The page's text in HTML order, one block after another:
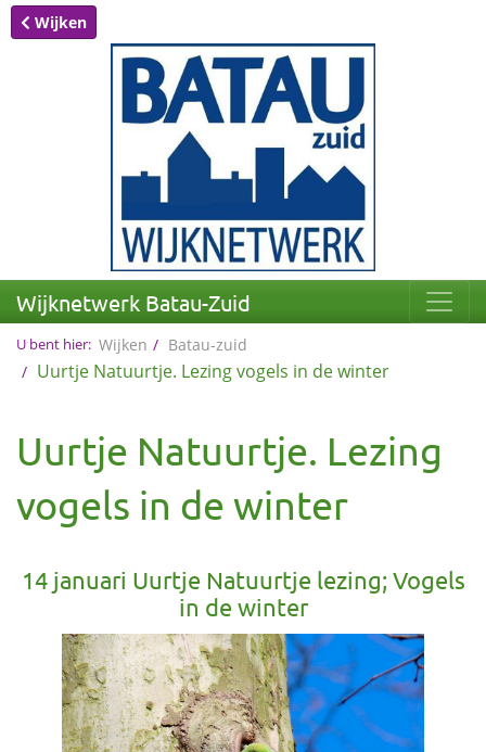
Wijken
Wijknetwerk Batau-Zuid
U bent hier: Wijken Batau-zuid
Uurtje Natuurtje. Lezing vogels in de winter
Uurtje Natuurtje. Lezing
vogels in de winter
14 januari Uurtje Natuurtje lezing; Vogels
in de winter